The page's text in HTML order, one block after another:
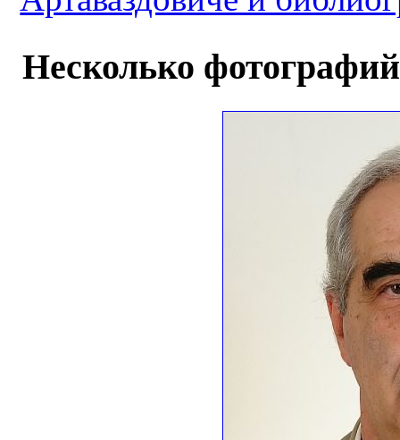
Несколько